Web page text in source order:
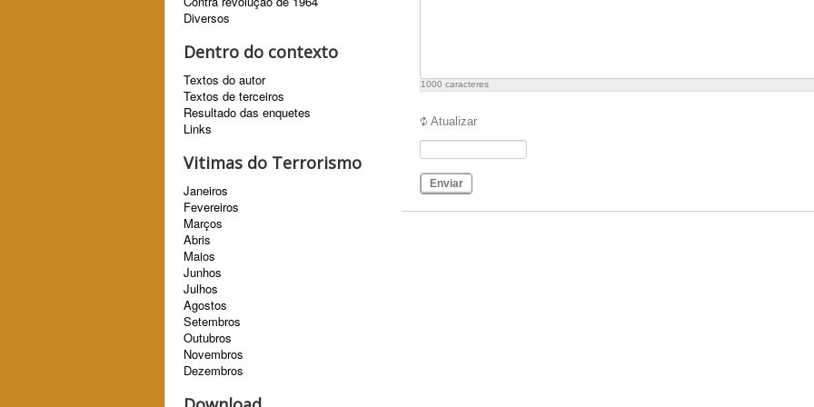
Diversos
Dentro do contexto
Textos do autor
Textos de terceiros
Resultado das enquetes
Links
Vitimas do Terrorismo
Janeiros
Fevereiros
Marços
Abris
Maios
Junhos
Julhos
Agostos
Setembros
Outubros
Novembros
Dezembros
1000 caracteres
Atualizar
Enviar